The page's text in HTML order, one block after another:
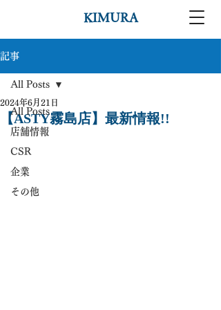
KIMURA
記事
All Posts
店舗情報
CSR
企業
その他
All Posts
【ASTY霧島店】最新情報!!
2024年6月21日